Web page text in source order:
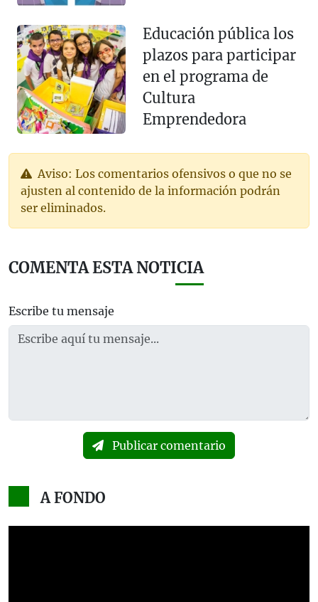
Educación pública los
plazos para participar
en el programa de
Cultura
Emprendedora
Aviso: Los comentarios ofensivos o que no se
ajusten al contenido de la información podrán
ser eliminados.
COMENTA ESTA NOTICIA
Escribe tu mensaje
Publicar comentario
A FONDO